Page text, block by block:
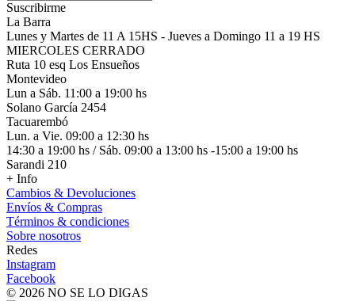
Suscribirme
La Barra
Lunes y Martes de 11 A 15HS - Jueves a Domingo 11 a 19 HS
MIERCOLES CERRADO
Ruta 10 esq Los Ensueños
Montevideo
Lun a Sáb. 11:00 a 19:00 hs
Solano García 2454
Tacuarembó
Lun. a Vie. 09:00 a 12:30 hs
14:30 a 19:00 hs / Sáb. 09:00 a 13:00 hs -15:00 a 19:00 hs
Sarandi 210
+ Info
Cambios & Devoluciones
Envíos & Compras
Términos & condiciones
Sobre nosotros
Redes
Instagram
Facebook
© 2026 NO SE LO DIGAS